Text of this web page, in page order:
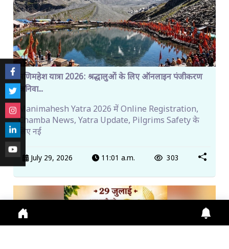
मणिमहेश यात्रा 2026: श्रद्धालुओं के लिए ऑनलाइन पंजीकरण
अनिवा...
Manimahesh Yatra 2026 में Online Registration,
Chamba News, Yatra Update, Pilgrims Safety के
लिए नई
July 29, 2026 11:01 a.m. 303